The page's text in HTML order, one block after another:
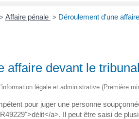
> Affaire pénale > Déroulement d'une
affaire devant le
légale et administrative (Première
pour juger une personne
a>. Il peut être saisi de